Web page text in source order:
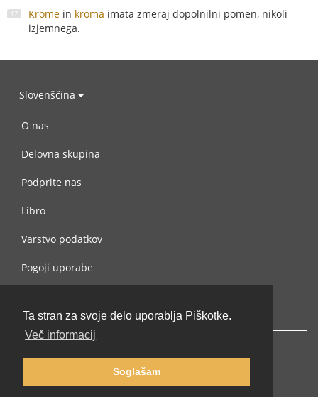
Ta stran za svoje delo uporablja Piškotke.
Več informacij
Soglašam
Krome in kroma imata zmeraj dopolnilni pomen, nikoli
izjemnega.
Slovenščina
O nas
Delovna skupina
Podprite nas
Libro
Varstvo podatkov
Pogoji uporabe
© 2002-2026 lernu.net |Impressum